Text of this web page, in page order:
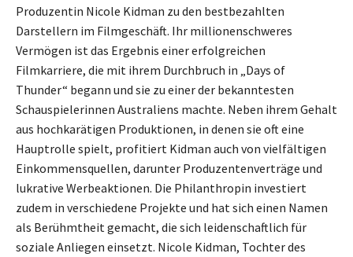
Produzentin Nicole Kidman zu den bestbezahlten
Darstellern im Filmgeschäft. Ihr millionenschweres
Vermögen ist das Ergebnis einer erfolgreichen
Filmkarriere, die mit ihrem Durchbruch in „Days of
Thunder“ begann und sie zu einer der bekanntesten
Schauspielerinnen Australiens machte. Neben ihrem Gehalt
aus hochkarätigen Produktionen, in denen sie oft eine
Hauptrolle spielt, profitiert Kidman auch von vielfältigen
Einkommensquellen, darunter Produzentenverträge und
lukrative Werbeaktionen. Die Philanthropin investiert
zudem in verschiedene Projekte und hat sich einen Namen
als Berühmtheit gemacht, die sich leidenschaftlich für
soziale Anliegen einsetzt. Nicole Kidman, Tochter des